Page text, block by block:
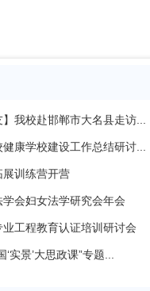
】我校赴邯郸市大名县走访...
康学校建设工作总结研讨...
训练营开营
会妇女法学研究会年会
工程教育认证培训研讨会
实景’大思政课”专题...